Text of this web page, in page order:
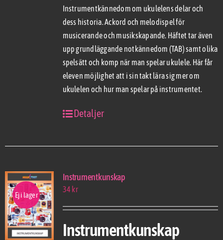
Instrumentkännedom om ukulelens delar och
dess historia. Ackord och melodispel för
musicerande och musikskapande. Häftet tar även
upp grundläggande notkännedom (TAB) samt olika
spelsätt och komp när man spelar ukulele. Här får
eleven möjlighet att i sin takt lära sig mer om
ukulelen och hur man spelar på instrumentet.
Detaljer
Ej i lager
Instrumentkunskap
34 kr
Instrumentkunskap